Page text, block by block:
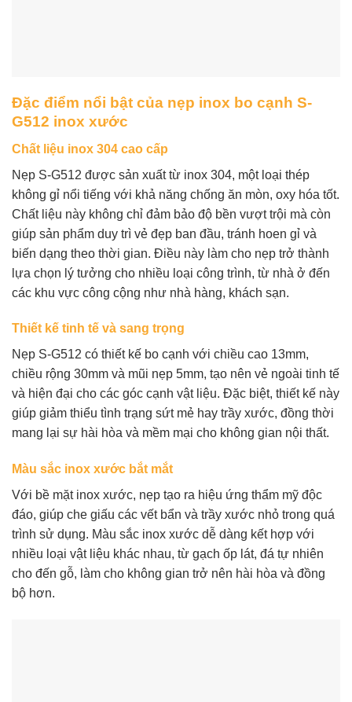
Đặc điểm nổi bật của nẹp inox bo cạnh S-
G512 inox xước
Chất liệu inox 304 cao cấp
Nẹp S-G512 được sản xuất từ inox 304, một loại thép
không gỉ nổi tiếng với khả năng chống ăn mòn, oxy hóa tốt.
Chất liệu này không chỉ đảm bảo độ bền vượt trội mà còn
giúp sản phẩm duy trì vẻ đẹp ban đầu, tránh hoen gỉ và
biến dạng theo thời gian. Điều này làm cho nẹp trở thành
lựa chọn lý tưởng cho nhiều loại công trình, từ nhà ở đến
các khu vực công cộng như nhà hàng, khách sạn.
Thiết kế tinh tế và sang trọng
Nẹp S-G512 có thiết kế bo cạnh với chiều cao 13mm,
chiều rộng 30mm và mũi nẹp 5mm, tạo nên vẻ ngoài tinh tế
và hiện đại cho các góc cạnh vật liệu. Đặc biệt, thiết kế này
giúp giảm thiểu tình trạng sứt mẻ hay trầy xước, đồng thời
mang lại sự hài hòa và mềm mại cho không gian nội thất.
Màu sắc inox xước bắt mắt
Với bề mặt inox xước, nẹp tạo ra hiệu ứng thẩm mỹ độc
đáo, giúp che giấu các vết bẩn và trầy xước nhỏ trong quá
trình sử dụng. Màu sắc inox xước dễ dàng kết hợp với
nhiều loại vật liệu khác nhau, từ gạch ốp lát, đá tự nhiên
cho đến gỗ, làm cho không gian trở nên hài hòa và đồng
bộ hơn.